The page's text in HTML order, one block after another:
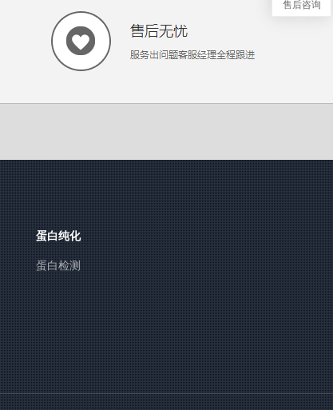
蛋白纯化
蛋白检测
售后咨询